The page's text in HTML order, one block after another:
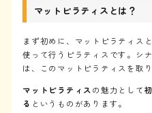
マットピラティスとは？
まず初めに、マットピラティス
使って行うピラティスです。シ
は、このマットピラティスを取
マットピラティスの魅力として
る というものがあります。